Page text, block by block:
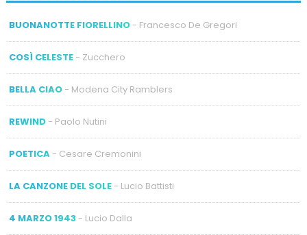
BUONANOTTE FIORELLINO- Francesco De Gregori
COSÌ CELESTE- Zucchero
BELLA CIAO- Modena City Ramblers
REWIND- Paolo Nutini
POETICA- Cesare Cremonini
LA CANZONE DEL SOLE- Lucio Battisti
4 MARZO 1943- Lucio Dalla